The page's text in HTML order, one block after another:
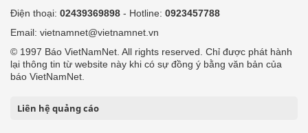
Điện thoại: 02439369898 - Hotline: 0923457788
Email: vietnamnet@vietnamnet.vn
© 1997 Báo VietNamNet. All rights reserved. Chỉ được phát hành
lại thông tin từ website này khi có sự đồng ý bằng văn bản của
báo VietNamNet.
Liên hệ quảng cáo